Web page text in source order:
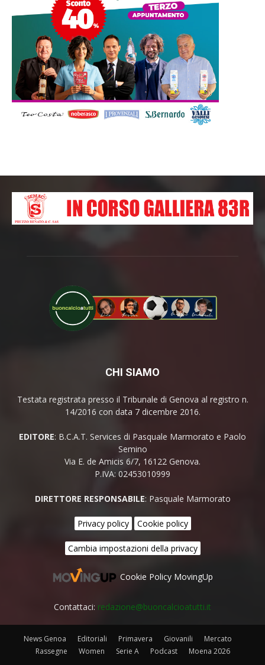
CHI SIAMO
Testata registrata presso il Tribunale di Genova al registro n.
14/2016 con data 7 dicembre 2016.
EDITORE: B.C.A.T. Services di Pasquale Marmorato e Paolo
Semino
Via E. de Amicis 6/7, 16122 Genova.
P.IVA: 02453010999
DIRETTORE RESPONSABILE: Pasquale Marmorato
Privacy policy Cookie policy
Cambia impostazioni della privacy
Cookie Policy MovingUp
Contattaci: redazione@buoncalcioatutti.it
News Genoa Editoriali Primavera Giovanili
Mercato
Rassegne
Women Serie A Podcast Moena 2026